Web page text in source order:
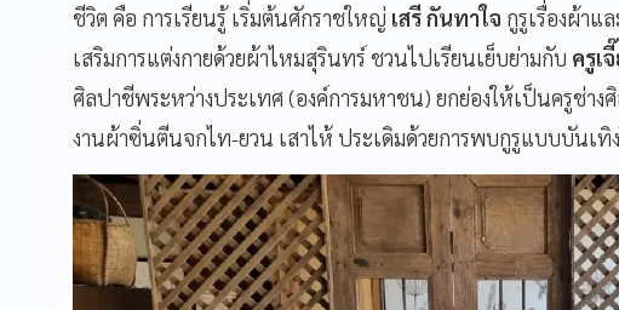
ชีวิต คือ การเรียนรู้ เริ่มต้นศักราชใหญ่ เสรี กันทาใจ กูรูเรื่องผ้าแ
เสริมการแต่งกายด้วยผ้าไหมสุรินทร์ ชวนไปเรียนเย็บย่ามกับ ครูเ
ศิลปาชีพระหว่างประเทศ (องค์การมหาชน) ยกย่องให้เป็นครูช่า
งานผ้าซิ่นตีนจกไท-ยวน เสาไห้ ประเดิมด้วยการพบกูรูแบบบันเ